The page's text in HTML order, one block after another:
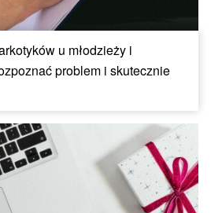
u młodzieży i
problem i skutecznie